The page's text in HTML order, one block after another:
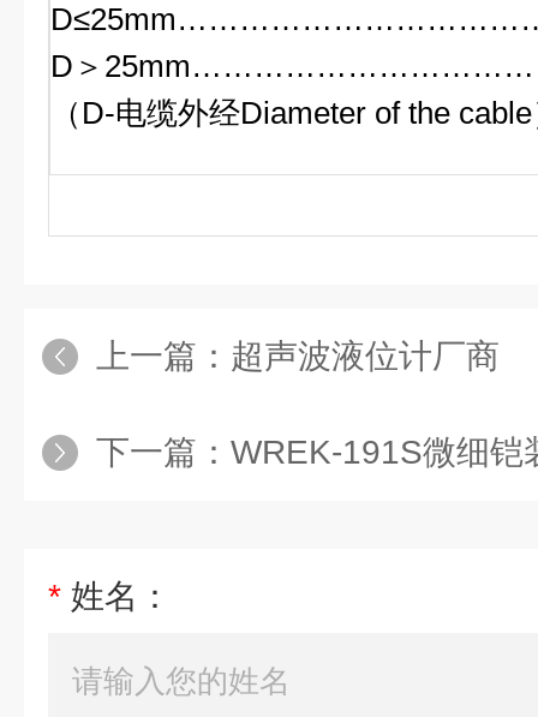
D＞
（D-电缆外经Diameter of the
上一篇： 超声波液位计厂商
下一篇： WREK-191S微细铠
* 姓名：